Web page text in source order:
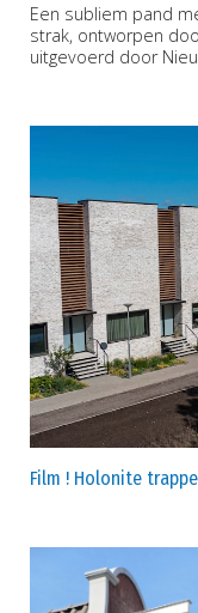
Een subliem pand
strak, ontworpen
uitgevoerd door
Film ! Holonite